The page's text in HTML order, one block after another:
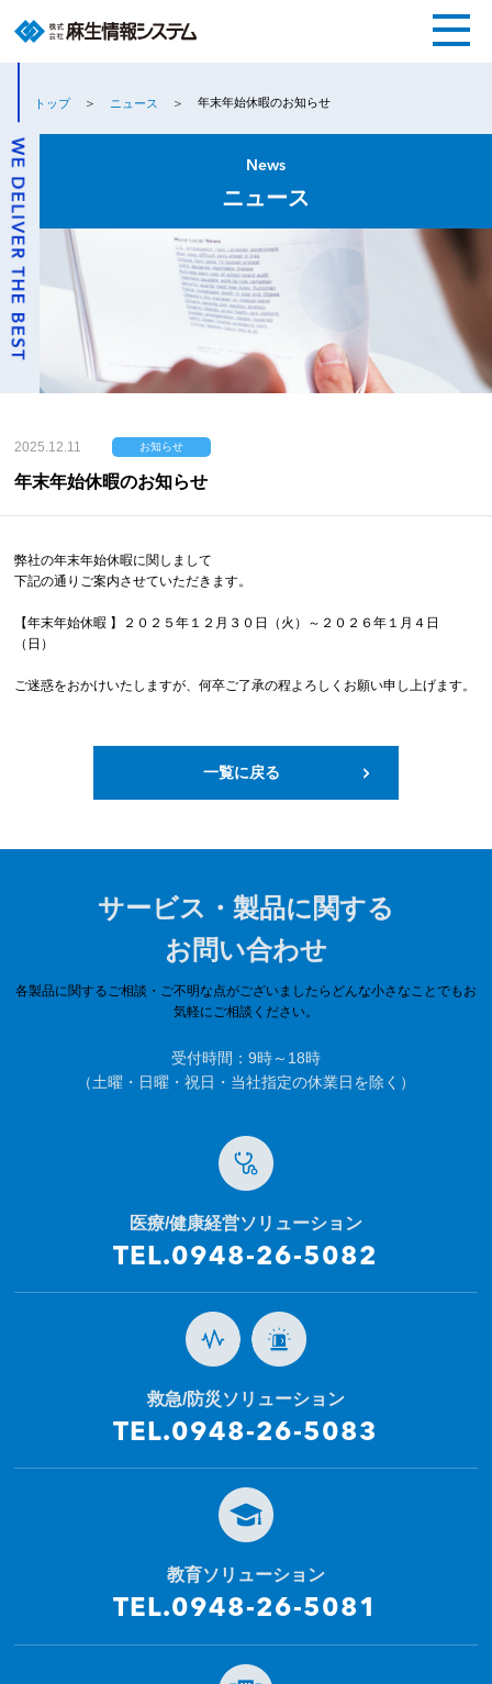
トップ ニュース 年末年始休暇のお知らせ
News
ニュース
2025.12.11 お知らせ
年末年始休暇のお知らせ
弊社の年末年始休暇に関しまして
下記の通りご案内させていただきます。
【年末年始休暇 】２０２５年１２月３０日（火）～２０２６年１月４日
（日）
ご迷惑をおかけいたしますが、何卒ご了承の程よろしくお願い申し上げます。
一覧に戻る
サービス・製品に関する
お問い合わせ
各製品に関するご相談・ご不明な点がございましたらどんな小さなことでもお
気軽にご相談ください。
受付時間：9時～18時
（土曜・日曜・祝日・当社指定の休業日を除く）
医療/健康経営ソリューション
TEL.0948-26-5082
救急/防災ソリューション
TEL.0948-26-5083
教育ソリューション
TEL.0948-26-5081